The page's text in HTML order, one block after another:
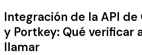
Integración de la API de
y Portkey: Qué verificar
llamar